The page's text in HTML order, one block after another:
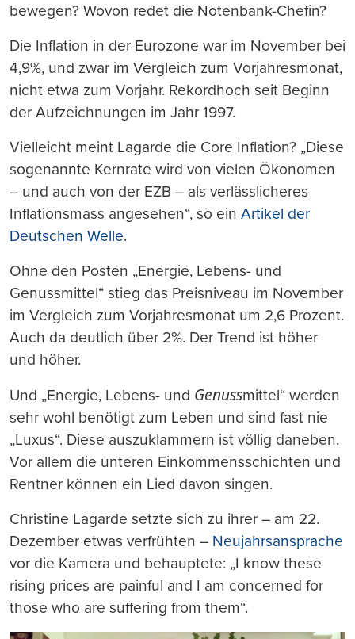
bewegen? Wovon redet die Notenbank-Chefin?
Die Inflation in der Eurozone war im November bei
4,9%, und zwar im Vergleich zum Vorjahresmonat,
nicht etwa zum Vorjahr. Rekordhoch seit Beginn
der Aufzeichnungen im Jahr 1997.
Vielleicht meint Lagarde die Core Inflation? „Diese
sogenannte Kernrate wird von vielen Ökonomen
– und auch von der EZB – als verlässlicheres
Inflationsmass angesehen“, so ein Artikel der
Deutschen Welle.
Ohne den Posten „Energie, Lebens- und
Genussmittel“ stieg das Preisniveau im November
im Vergleich zum Vorjahresmonat um 2,6 Prozent.
Auch da deutlich über 2%. Der Trend ist höher
und höher.
Und „Energie, Lebens- und Genussmittel“ werden
sehr wohl benötigt zum Leben und sind fast nie
„Luxus“. Diese auszuklammern ist völlig daneben.
Vor allem die unteren Einkommensschichten und
Rentner können ein Lied davon singen.
Christine Lagarde setzte sich zu ihrer – am 22.
Dezember etwas verfrühten – Neujahrsansprache
vor die Kamera und behauptete: „I know these
rising prices are painful and I am concerned for
those who are suffering from them“.